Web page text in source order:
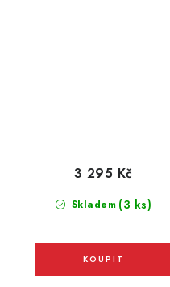
Skladem (3 ks)
3 295 Kč